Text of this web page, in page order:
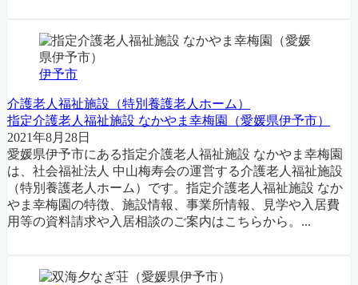
伊予市
介護老人福祉施設（特別養護老人ホーム）
指定介護老人福祉施設 なかやま幸梅園（愛媛県伊予市）
2021年8月28日
愛媛県伊予市にある指定介護老人福祉施設 なかやま幸梅園
は、社会福祉法人 中山梅寿会の運営する介護老人福祉施設
（特別養護老人ホーム）です。指定介護老人福祉施設 なか
やま幸梅園の特徴、施設情報、事業所情報、見学や入居費
用等の資料請求や入居相談のご案内はこちらから。...